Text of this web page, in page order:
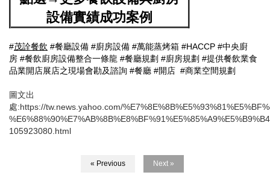
設備實績成功案例
#茂詮餐飲 #餐廳設備 #廚房設備 #萬能蒸烤箱 #HACCP #中央廚
房 #餐飲廚房設備整合一條龍 #餐廳規劃 #廚房規劃 #提供餐飲業食
品業開店展店之現場會勘及諮詢 #餐廳 #開店 #商業空間規劃
圖文出
處:https://tw.news.yahoo.com/
105923080.html
« Previous Next »